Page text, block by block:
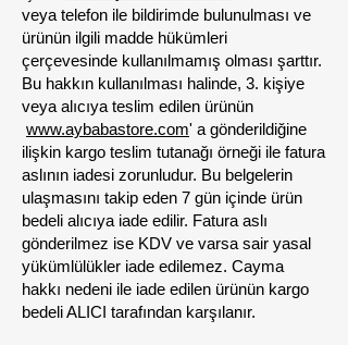
veya telefon ile bildirimde bulunulması ve
ürünün ilgili madde hükümleri
çerçevesinde kullanılmamış olması şarttır.
Bu hakkın kullanılması halinde, 3. kişiye
veya alıcıya teslim edilen ürünün
www.aybabastore.com' a gönderildiğine
ilişkin kargo teslim tutanağı örneği ile fatura
aslının iadesi zorunludur. Bu belgelerin
ulaşmasını takip eden 7 gün içinde ürün
bedeli alıcıya iade edilir. Fatura aslı
gönderilmez ise KDV ve varsa sair yasal
yükümlülükler iade edilemez. Cayma
hakkı nedeni ile iade edilen ürünün kargo
bedeli ALICI tarafından karşılanır.